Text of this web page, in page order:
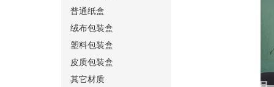
普通纸盒
绒布包装盒
塑料包装盒
皮质包装盒
其它材质